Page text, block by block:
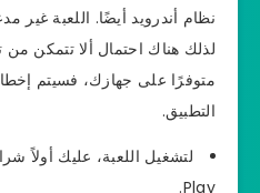
نظام أندرويد أيضًا. اللعبة غير
لذلك هناك احتمال ألا تتمكن من
متوفرًا على جهازك، فسيتم
التطبيق.
Play.